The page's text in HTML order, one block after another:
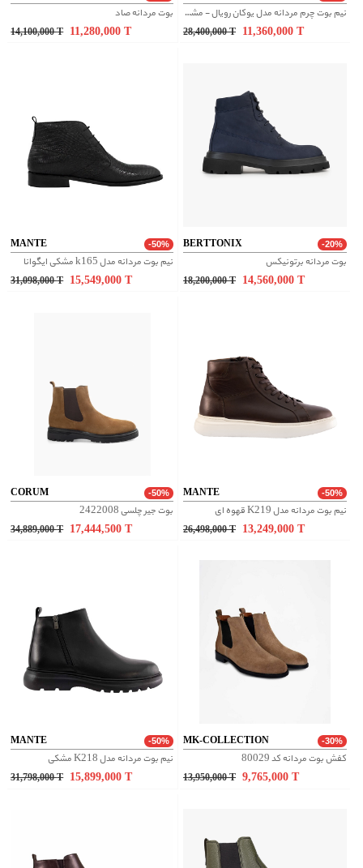
بوت مردانه صاد
14,100,000T 11,280,000T
نیم بوت چرم مردانه مدل یوکان رویال - مشکی
28,400,000T 11,360,000 T
MANTE -50%
نیم بوت مردانه مدل k165 مشکی ایگوانا
31,098,000T 15,549,000T
BERTTONIX -20%
بوت مردانه برتونیکس
18,200,000T 14,560,000 T
CORUM -50%
بوت جیر چلسی 2422008
34,889,000T 17,444,500T
MANTE -50%
نیم بوت مردانه مدل K219 قهوه ای
26,498,000T 13,249,000 T
MANTE -50%
نیم بوت مردانه مدل K218 مشکی
31,798,000T 15,899,000T
MK-COLLECTION -30%
کفش بوت مردانه کد 80029
13,950,000T 9,765,000 T